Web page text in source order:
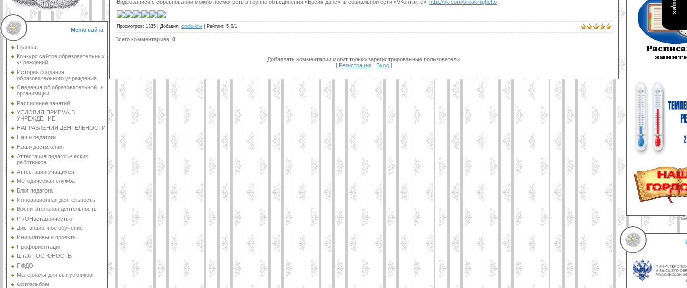
Меню сайта
Главная
Конкурс сайтов образовательных
учреждений
История создания
образовательного учреждения
Сведения об образовательной
организации
Расписание занятий
УСЛОВИЯ ПРИЕМА В
УЧРЕЖДЕНИЕ
НАПРАВЛЕНИЯ ДЕЯТЕЛЬНОСТИ
Наши педагоги
Наши достижения
Аттестация педагогических
работников
Аттестация учащихся
Методическая служба
Блог педагога
Инновационная деятельность
Воспитательная деятельность
PROНаставничество
Дистанционное обучение
Инициативы и проекты
Профориентация
Штаб ТОС ЮНОСТЬ
ПФДО
Материалы для выпускников
Фотоальбом
Видеозаписи с соревнований можно посмотреть в группе объединения «Брейк-данс» в социальной сети «VКонтакте»: http://vk.com/breakinghetto
Просмотров: 1335 Добавил: crtdiu-khv Рейтинг: 5.0/1
Всего комментариев: 0
Добавлять комментарии могут только зарегистрированные пользователи.
[ Регистрация | Вход ]